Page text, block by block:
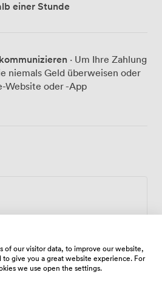
Teilnehmer an Tischen mit
Spüle,
Wasserkocher- Der 4,5 m
Stuck befindet sich in
mit preisgekrönter,
einer Stunde
· Um Ihre Zahlung
niemals Geld überweisen oder
Website oder -App
/Stunde
of our visitor data, to improve our website,
give you a great website experience. For
we use open the settings.